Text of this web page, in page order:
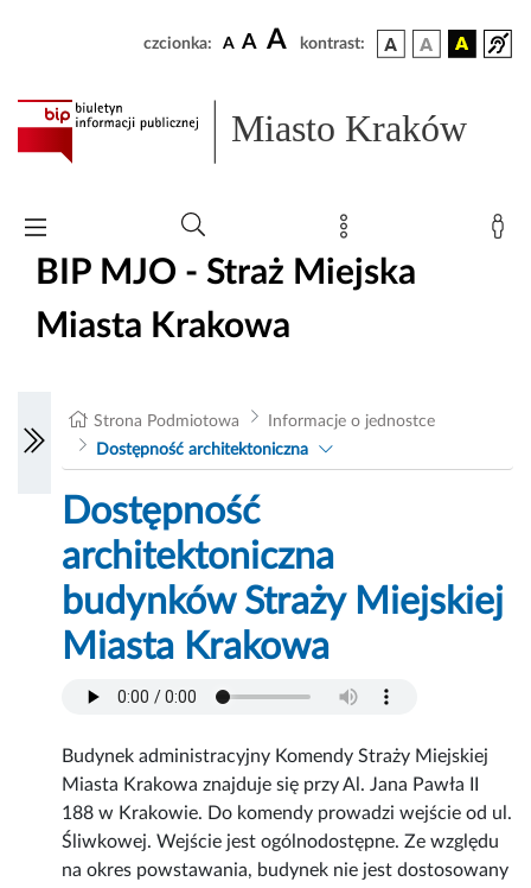
czcionka: A A A kontrast:
Miasto Kraków
BIP MJO - Straż Miejska
Miasta Krakowa
Strona Podmiotowa
Informacje o jednostce
Dostępność architektoniczna
Dostępność
architektoniczna
budynków Straży Miejskiej
Miasta Krakowa
Budynek administracyjny Komendy Straży Miejskiej
Miasta Krakowa znajduje się przy Al. Jana Pawła II
188 w Krakowie. Do komendy prowadzi wejście od ul.
Śliwkowej. Wejście jest ogólnodostępne. Ze względu
na okres powstawania, budynek nie jest dostosowany